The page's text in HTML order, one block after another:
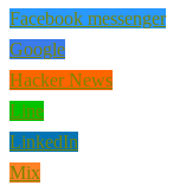
Facebook messenger
Google
Hacker News
Line
LinkedIn
Mix